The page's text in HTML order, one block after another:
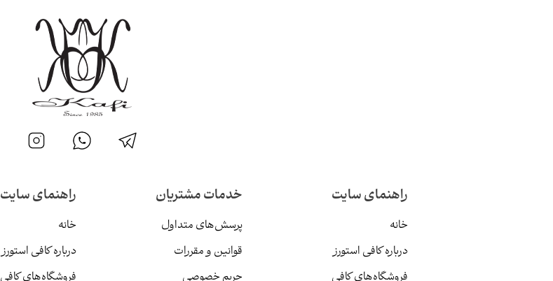
راهنمای سایت
خانه
درباره کافی استورز
خدمات مشتریان
پرسش‌های متداول
قوانین و مقررات
راهنمای سایت
خانه
درباره کافی استورز